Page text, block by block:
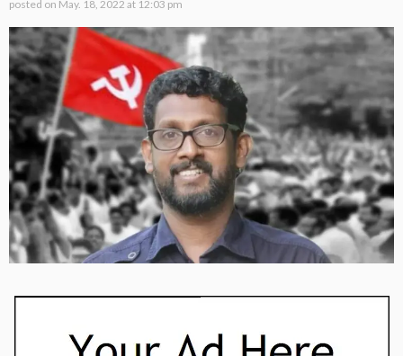
posted on May. 18, 2022 at 12:03 pm